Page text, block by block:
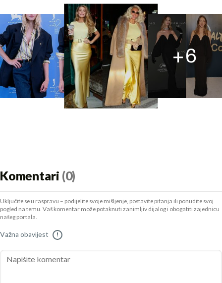
+6
Komentari (0)
Uključite se u raspravu – podijelite svoje mišljenje, postavite pitanja ili ponudite svoj
pogled na temu. Vaš komentar može potaknuti zanimljiv dijalog i obogatiti zajednicu
našeg portala.
Važna obavijest !